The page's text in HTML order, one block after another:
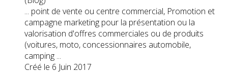
... point de vente ou centre commercial, Promotion et
campagne marketing pour la présentation ou la
valorisation d'offres commerciales ou de produits
(voitures, moto, concessionnaires automobile,
camping ...
Créé le 6 Juin 2017